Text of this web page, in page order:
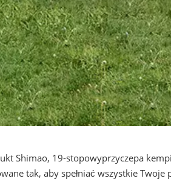
Shimao, 19-stopowyprzyczepa
tak, aby spełniać wszystkie